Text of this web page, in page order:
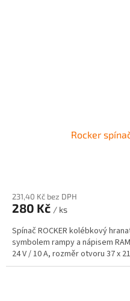
Rocker
231,40 Kč bez DPH
280 Kč / ks
Spínač ROCKER kolébkový
symbolem rampy a nápisem
24 V / 10 A, rozměr otvoru 37 x